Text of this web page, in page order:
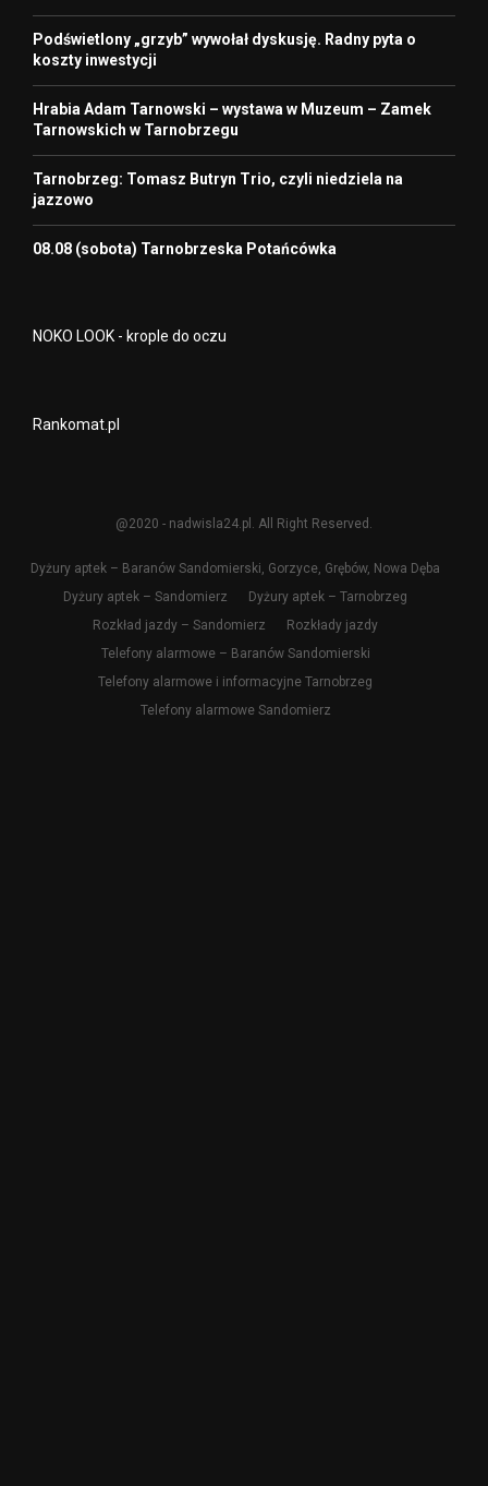
Podświetlony „grzyb” wywołał dyskusję. Radny pyta o
koszty inwestycji
Hrabia Adam Tarnowski – wystawa w Muzeum – Zamek
Tarnowskich w Tarnobrzegu
Tarnobrzeg: Tomasz Butryn Trio, czyli niedziela na
jazzowo
08.08 (sobota) Tarnobrzeska Potańcówka
NOKO LOOK - krople do oczu
Rankomat.pl
@2020 - nadwisla24.pl. All Right Reserved.
Dyżury aptek – Baranów Sandomierski, Gorzyce, Grębów, Nowa Dęba
Dyżury aptek – Sandomierz
Dyżury aptek – Tarnobrzeg
Rozkład jazdy – Sandomierz
Rozkłady jazdy
Telefony alarmowe – Baranów Sandomierski
Telefony alarmowe i informacyjne Tarnobrzeg
Telefony alarmowe Sandomierz